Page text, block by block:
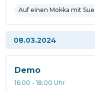
Auf einen Mokka mit Sue
08.03.2024
Demo
16:00 -18:00 Uhr